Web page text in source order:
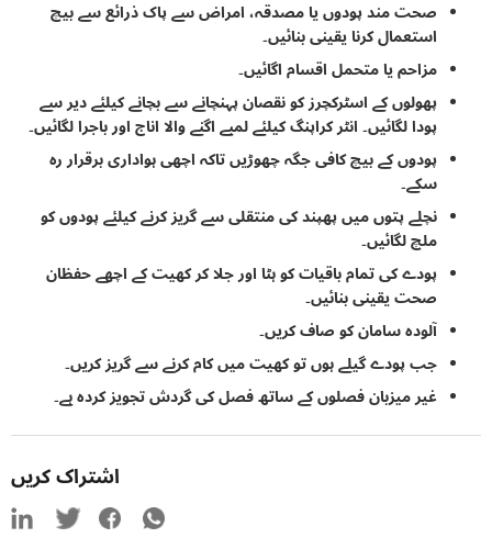
صحت مند پودوں یا مصدقہ، امراض سے پاک ذرائع سے بیچ
استعمال کرنا یقینی بنائیں۔
مزاحم یا متحمل اقسام اگائیں۔
پھولوں کے اسٹرکچرز کو نقصان پہنچانے سے بچانے کیلئے دیر سے
پودا لگائیں۔ انٹر کراپنگ کیلئے لمبے اگنے والا اناج اور باجرا لگائیں۔
پودوں کے بیچ کافی جگہ چھوڑیں تاکہ اچھی ہواداری برقرار رہ
نچلے پتوں میں پھپند کی منتقلی سے گریز کرنے کیلئے پودوں کو
ملچ لگائیں۔
پودے کی تمام باقیات کو ہٹا اور جلا کر کھیت کے اچھے حفظان
صحت یقینی بنائیں۔
آلودہ سامان کو صاف کریں۔
جب پودے گیلے ہوں تو کھیت میں کام کرنے سے گریز کریں۔
غیر میزبان فصلوں کے ساتھ فصل کی گردش تجویز کردہ ہے۔
اشتراک کریں